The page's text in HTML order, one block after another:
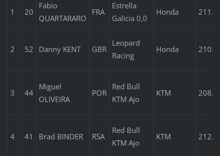
1 20
Fabio
QUARTARARO
FRA
Estrella
Galicia 0,0
Honda 211.2
2 52 Danny KENT GBR
Leopard
Racing
Honda 210.1
3 44
Miguel
OLIVEIRA
POR
Red Bull
KTM Ajo
KTM 208.0
4 41 Brad BINDER RSA
Red Bull
KTM Ajo
KTM 212.0